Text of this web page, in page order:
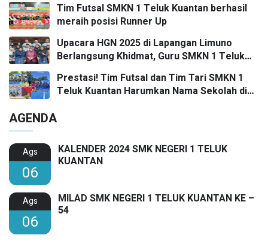
Tim Futsal SMKN 1 Teluk Kuantan berhasil
meraih posisi Runner Up
Upacara HGN 2025 di Lapangan Limuno
Berlangsung Khidmat, Guru SMKN 1 Teluk
Prestasi! Tim Futsal dan Tim Tari SMKN 1
Teluk Kuantan Harumkan Nama Sekolah di
AGENDA
Ags
06
KALENDER 2024 SMK NEGERI 1 TELUK
KUANTAN
Ags
06
MILAD SMK NEGERI 1 TELUK KUANTAN KE –
54